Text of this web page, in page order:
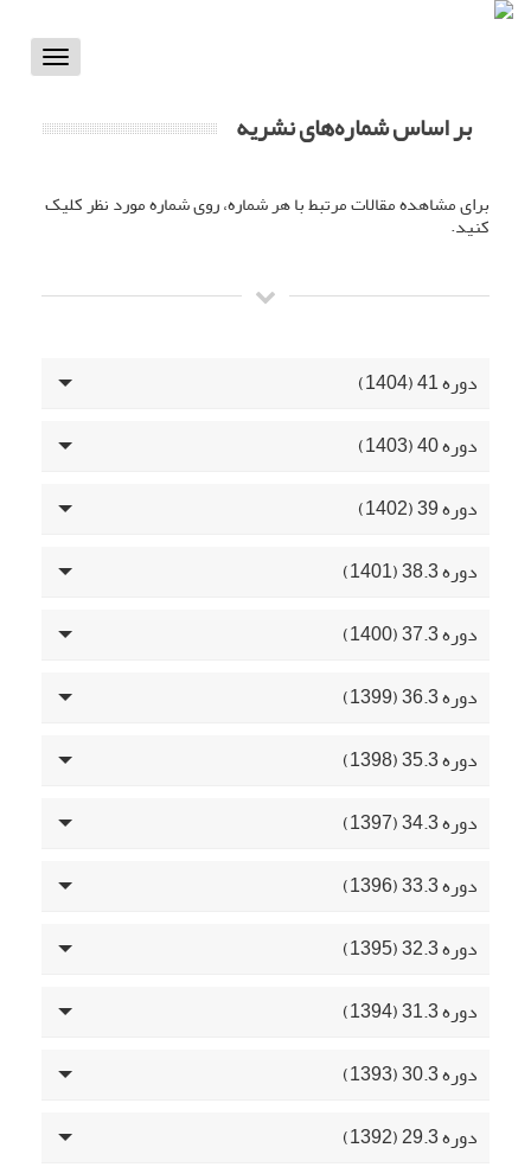
Toggle
بر اساس شماره‌های نشریه
برای مشاهده مقالات مرتبط با هر شماره، روی شماره مورد نظر کلیک
کنید.
دوره 41 (1404)
دوره 40 (1403)
دوره 39 (1402)
دوره 38.3 (1401)
دوره 37.3 (1400)
دوره 36.3 (1399)
دوره 35.3 (1398)
دوره 34.3 (1397)
دوره 33.3 (1396)
دوره 32.3 (1395)
دوره 31.3 (1394)
دوره 30.3 (1393)
دوره 29.3 (1392)